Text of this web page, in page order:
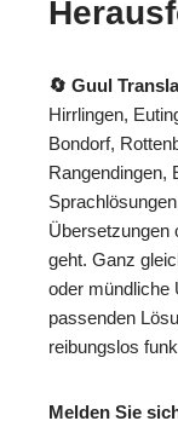
🔄 Guul
Hirrlingen,
Bondorf,
Rangendingen,
Übersetzungen
geht. Ganz
oder mündliche
passenden
reibungslos
Melden Sie